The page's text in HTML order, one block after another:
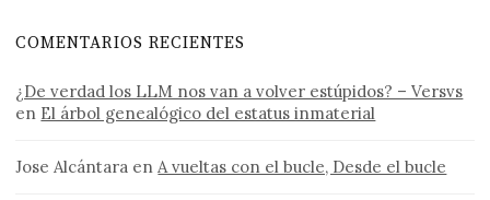
COMENTARIOS RECIENTES
¿De verdad los LLM nos van a volver estúpidos? – Versvs
en El árbol genealógico del estatus inmaterial
Jose Alcántara enA vueltas con el bucle, Desde el bucle